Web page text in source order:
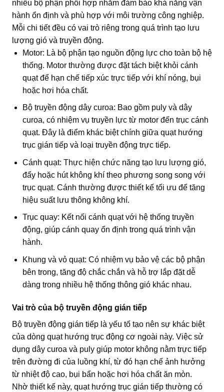
nhiều bộ phận phối hợp nhằm đảm bảo khả năng vận
hành ổn định và phù hợp với môi trường công nghiệp.
Mỗi chi tiết đều có vai trò riêng trong quá trình tạo lưu
lượng gió và truyền động.
Motor: Là bộ phận tạo nguồn động lực cho toàn bộ hệ
thống. Motor thường được đặt tách biệt khỏi cánh
quạt để hạn chế tiếp xúc trực tiếp với khí nóng, bụi
hoặc hơi hóa chất.
Bộ truyền động dây curoa: Bao gồm puly và dây
curoa, có nhiệm vụ truyền lực từ motor đến trục cánh
quạt. Đây là điểm khác biệt chính giữa quạt hướng
trục gián tiếp và loại truyền động trực tiếp.
Cánh quạt: Thực hiện chức năng tạo lưu lượng gió,
đẩy hoặc hút không khí theo phương song song với
trục quạt. Cánh thường được thiết kế tối ưu để tăng
hiệu suất lưu thông không khí.
Trục quay: Kết nối cánh quạt với hệ thống truyền
động, giúp cánh quay ổn định trong quá trình vận
hành.
Khung và vỏ quạt: Có nhiệm vụ bảo vệ các bộ phận
bên trong, tăng độ chắc chắn và hỗ trợ lắp đặt dễ
dàng trong nhiều hệ thống thông gió khác nhau.
Vai trò của bộ truyền động gián tiếp
Bộ truyền động gián tiếp là yếu tố tạo nên sự khác biệt
của dòng quạt hướng trục động cơ ngoài này. Việc sử
dụng dây curoa và puly giúp motor không nằm trực tiếp
trên đường đi của luồng khí, từ đó hạn chế ảnh hưởng
từ nhiệt độ cao, bụi bẩn hoặc hơi hóa chất ăn mòn.
Nhờ thiết kế này, quạt hướng trục gián tiếp thường có